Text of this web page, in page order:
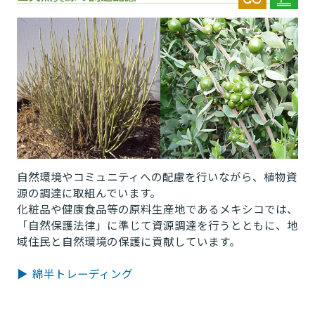
自然環境やコミュニティへの配慮を行いながら、植物資
源の調達に取組んでいます。
化粧品や健康食品等の原料生産地であるメキシコでは、
「自然保護法律」に準じて資源調達を行うとともに、地
域住民と自然環境の保護に貢献しています。
▶ 綿半トレーディング